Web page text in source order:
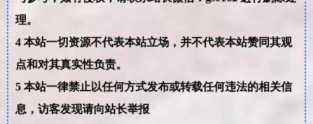
理。
4本站一切资源不代表本站立场，并不代表本站赞同其观
点和对其真实性负责。
5本站一律禁止以任何方式发布或转载任何违法的相关信
息，访客发现请向站长举报